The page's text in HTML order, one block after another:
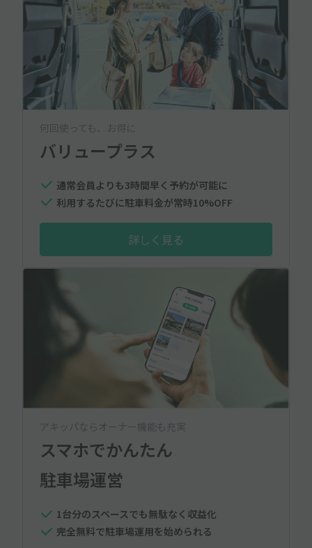
何回使っても、お得に
バリュープラス
通常会員よりも3時間早く予約が可能に
利用するたびに駐車料金が常時10%OFF
詳しく見る
アキッパならオーナー機能も充実
スマホでかんたん
駐車場運営
1台分のスペースでも無駄なく収益化
完全無料で駐車場運用を始められる